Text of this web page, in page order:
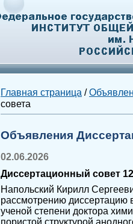
Главная страница /
совета
Объявления
02.06.2026
Диссертационный совет
Напольский Кирилл
рассмотрению диссертацию
ученой степени доктора
пористой структурой